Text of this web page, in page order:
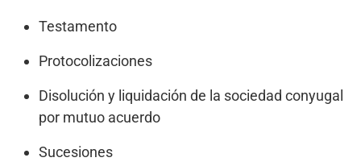
Testamento
Protocolizaciones
Disolución y liquidación de la sociedad conyugal
por mutuo acuerdo
Sucesiones